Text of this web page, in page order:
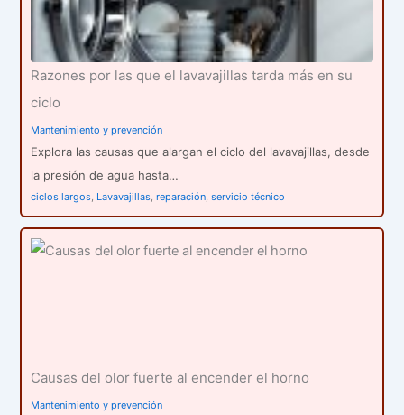
Razones por las que el lavavajillas tarda más en su
ciclo
Mantenimiento y prevención
Explora las causas que alargan el ciclo del lavavajillas, desde
la presión de agua hasta…
ciclos largos Lavavajillas ,reparación ,servicio técnico
Causas del olor fuerte al encender el horno
Mantenimiento y prevención